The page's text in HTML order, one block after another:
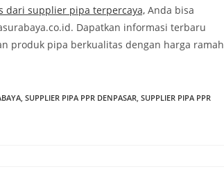
dari supplier pipa terpercaya, Anda bisa
Dapatkan informasi terbaru
produk pipa berkualitas dengan harga ramah
SUPPLIER PIPA PPR DENPASAR SUPPLIER PIPA PPR